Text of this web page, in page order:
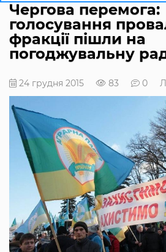
Чергова перемога:
голосування
фракції пішли на
погоджувальну
24 грудня 2015 83 0